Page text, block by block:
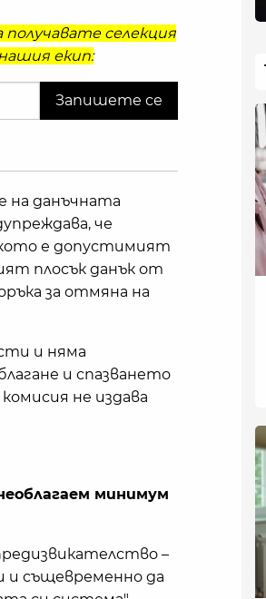
получавате селекция
екип:
на данъчната
че
е допустимият
плосък данък от
за отмяна на
и няма
и спазването
не издава
минимум
–
и същевременно да